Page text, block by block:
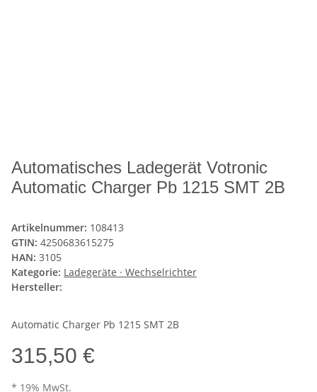
Automatisches Ladegerät Votronic
Automatic Charger Pb 1215 SMT 2B
Artikelnummer: 108413
GTIN: 4250683615275
HAN: 3105
Kategorie: Ladegeräte · Wechselrichter
Hersteller:
Automatic Charger Pb 1215 SMT 2B
315,50 €
* 19% MwSt.